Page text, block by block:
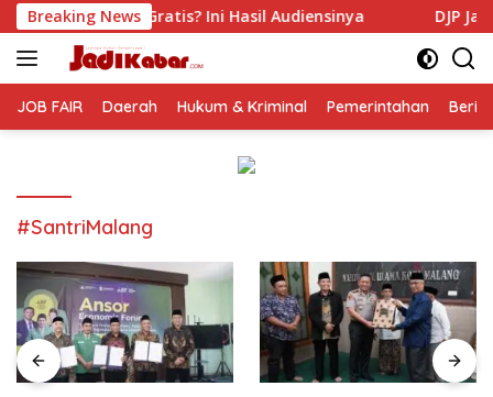
Langsung
ke
konten
Breaking News
Ini Hasil Audiensinya DJP Jawa Timur Gandeng
JOB FAIR Daerah Hukum & Kriminal Pemerintahan
#SantriMalang